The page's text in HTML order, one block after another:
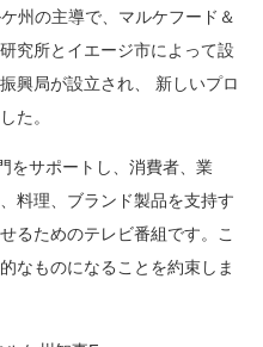
州の主導で、マルケフード＆
究所とイエージ市によって設
興局が設立され、 新しいプロ
た。
をサポートし、消費者、業
料理、ブランド製品を支持す
るためのテレビ番組です。こ
なものになることを約束しま